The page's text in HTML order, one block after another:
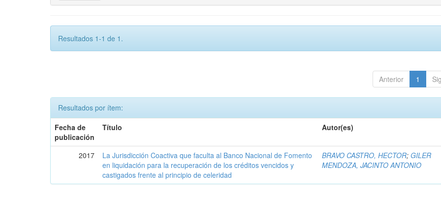
Resultados 1-1 de 1.
Anterior 1
Resultados por ítem:
Fecha de
publicación
Título Autor(es)
2017
La Jurisdicción Coactiva que faculta al Banco Nacional de Fomento
en liquidación para la recuperación de los créditos vencidos y
castigados frente al principio de celeridad
BRAVO CASTRO, HECTOR; GILER
MENDOZA, JACINTO ANTONIO